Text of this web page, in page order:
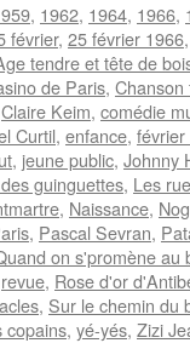
, 1962, 1964, 1966,
février, 25 février 1966
tendre et tête de
de Paris, Chanson
Claire Keim, comédie
Curtil, enfance,
, jeune public, Johnny
guinguettes, Les
, Naissance,
, Pascal Sevran,
on s'promène au
revue, Rose d'or
, Sur le chemin du
copains, yé-yés, Zizi